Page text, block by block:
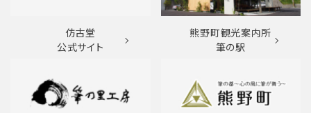
仿古堂
公式サイト
熊野町観光案内所
筆の駅